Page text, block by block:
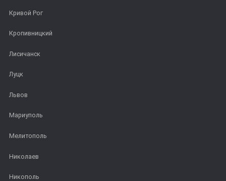
Кривой Рог
Кропивницкий
Лисичанск
Луцк
Львов
Мариуполь
Мелитополь
Николаев
Никополь